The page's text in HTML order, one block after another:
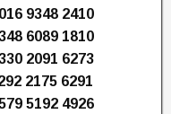
9348 2410
6089 1810
2091 6273
2175 6291
5192 4926